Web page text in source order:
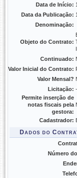
Data de Início:
Data da Publicação:
Denominação:
Objeto do Contrato:
Continuado:
Valor Inicial do Contrato:
Valor Mensal?
Licitação:
Permite inserção de
notas fiscais pela
gestora:
Cadastrador:
Dados do
Número